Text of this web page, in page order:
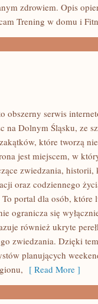
zdrowiem. Opis
Trening w domu i
obszerny serwis
na Dolnym Śląsku, ze
które tworzą
jest miejscem, w
zwiedzania,
oraz codziennego
To portal dla osób,
ogranicza się
również ukryte
zwiedzania. Dzięki
planujących
[ Read More ]